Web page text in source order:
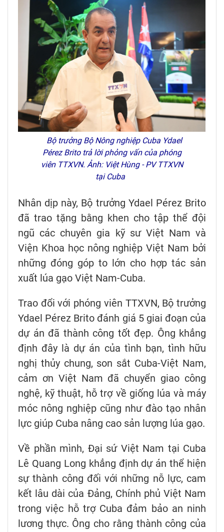
Bộ trưởng Bộ Nông nghiệp Cuba Ydael
Pérez Brito trả lời phỏng vấn của phóng
viên TTXVN. Ảnh: Việt Hùng - PV TTXVN
tại Cuba
Nhân dịp này, Bộ trưởng Ydael Pérez Brito
đã trao tặng bằng khen cho tập thể đội
ngũ các chuyên gia kỹ sư Việt Nam và
Viện Khoa học nông nghiệp Việt Nam bởi
những đóng góp to lớn cho hợp tác sản
xuất lúa gạo Việt Nam-Cuba.
Trao đổi với phóng viên TTXVN, Bộ trưởng
Ydael Pérez Brito đánh giá 5 giai đoạn của
dự án đã thành công tốt đẹp. Ông khẳng
định đây là dự án của tình bạn, tình hữu
nghị thủy chung, son sắt Cuba-Việt Nam,
cảm ơn Việt Nam đã chuyển giao công
nghệ, kỹ thuật, hỗ trợ về giống lúa và máy
móc nông nghiệp cũng như đào tạo nhân
lực giúp Cuba nâng cao sản lượng lúa gạo.
Về phần mình, Đại sứ Việt Nam tại Cuba
Lê Quang Long khẳng định dự án thể hiện
sự thành công đối với những nỗ lực, cam
kết lâu dài của Đảng, Chính phủ Việt Nam
trong việc hỗ trợ Cuba đảm bảo an ninh
lương thực. Ông cho rằng thành công của